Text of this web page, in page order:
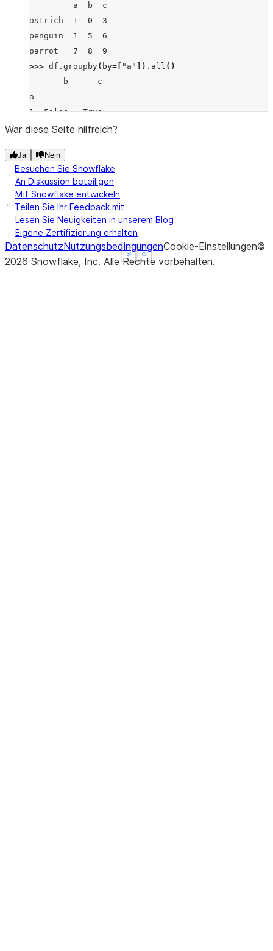
Show less
See more
         a  b  c
ostrich  1  0  3
penguin  1  5  6
parrot   7  8  9
>>> df . groupby( by= "a" ]) . all ()
       b      c
a
1  False   True
7   True   True
Show less
See more
War diese Seite hilfreich?
Ja Nein
Besuchen Sie Snowflake
An Diskussion beteiligen
Mit Snowflake entwickeln
Teilen Sie Ihr Feedback mit
Lesen Sie Neuigkeiten in unserem Blog
Eigene Zertifizierung erhalten
DatenschutzNutzungsbedingungenCookie-Einstellungen©
2026 Snowflake, Inc. Alle Rechte vorbehalten.